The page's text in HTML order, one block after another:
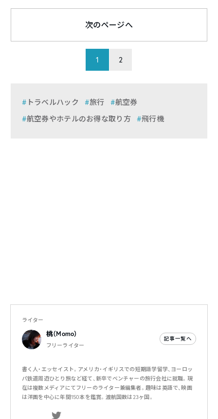
1 2
次のページへ
トラベルハック 旅行
航空券
航空券やホテルのお得な取り方
飛行機
ライター
桃（Momo）
フリーライター
記事一覧へ
書く人・エッセイスト。アメリカ・イギリスでの短期語学留学、ヨーロッ
パ鉄道周遊ひとり旅など経て、新卒でベンチャーの旅行会社に就職。現
在は複数メディアにてフリーのライター兼編集者。趣味は英語で、映画
は洋画を中心に年間150本を鑑賞。渡航国数は23ヶ国。